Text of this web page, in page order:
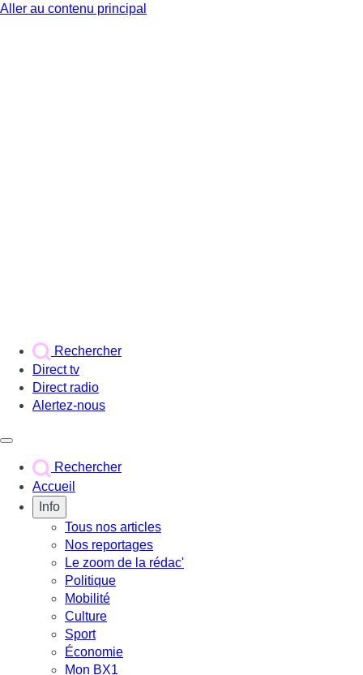
Aller au contenu principal
Rechercher
Direct tv
Direct radio
Alertez-nous
Rechercher
Accueil
Info
Tous nos articles
Nos reportages
Le zoom de la rédac'
Politique
Mobilité
Culture
Sport
Économie
Mon BX1